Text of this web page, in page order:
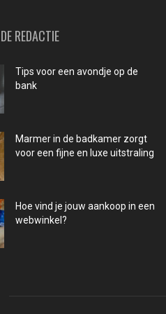
REDACTIE
Tips voor een avondje op de
bank
Marmer in de badkamer zorgt
voor een fijne en luxe uitstraling
Hoe vind je jouw aankoop in een
webwinkel?